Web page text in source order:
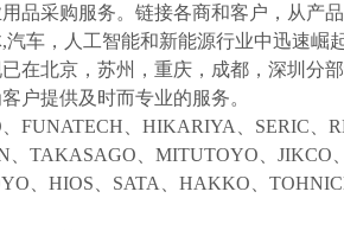
品采购服务。链接各商和客户，从产
,汽车，人工智能和新能源行业中迅速崛
在北京，苏州，重庆，成都，深圳分
户提供及时而专业的服务。
FUNATECH、HIKARIYA、SERIC、
TAKASAGO、MITUTOYO、JIKCO
、HIOS、SATA、HAKKO、